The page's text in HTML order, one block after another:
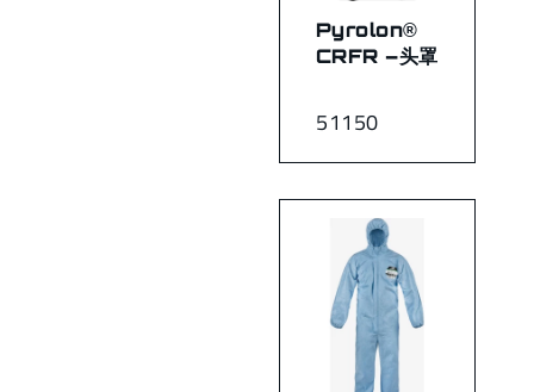
51150
Pyrolon®
CRFR –头罩